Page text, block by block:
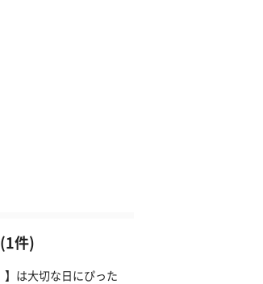
件)
は大切な日にぴった